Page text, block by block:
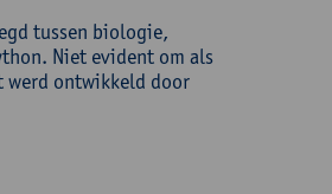
tussen biologie,
Niet evident om als
werd ontwikkeld door